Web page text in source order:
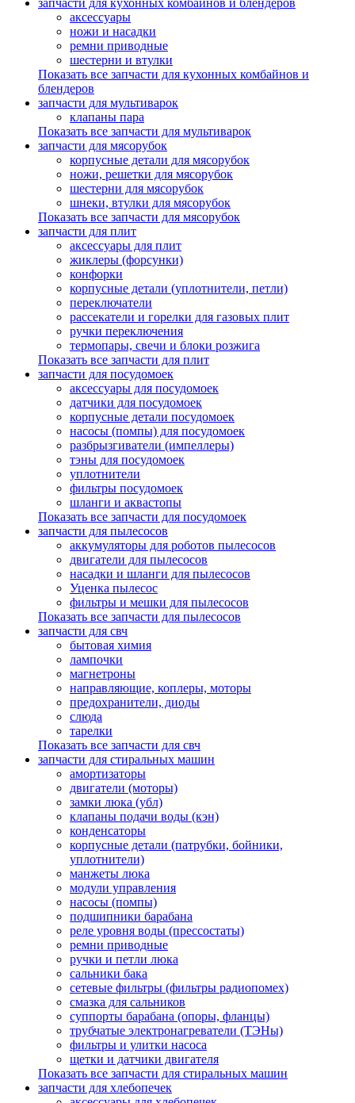
запчасти для кухонных комбайнов и блендеров
аксессуары
ножи и насадки
ремни приводные
шестерни и втулки
Показать все запчасти для кухонных комбайнов и
блендеров
запчасти для мультиварок
клапаны пара
Показать все запчасти для мультиварок
запчасти для мясорубок
корпусные детали для мясорубок
ножи, решетки для мясорубок
шестерни для мясорубок
шнеки, втулки для мясорубок
Показать все запчасти для мясорубок
запчасти для плит
аксессуары для плит
жиклеры (форсунки)
конфорки
корпусные детали (уплотнители, петли)
переключатели
рассекатели и горелки для газовых плит
ручки переключения
термопары, свечи и блоки розжига
Показать все запчасти для плит
запчасти для посудомоек
аксессуары для посудомоек
датчики для посудомоек
корпусные детали посудомоек
насосы (помпы) для посудомоек
разбрызгиватели (импеллеры)
тэны для посудомоек
уплотнители
фильтры посудомоек
шланги и аквастопы
Показать все запчасти для посудомоек
запчасти для пылесосов
аккумуляторы для роботов пылесосов
двигатели для пылесосов
насадки и шланги для пылесосов
Уценка пылесос
фильтры и мешки для пылесосов
Показать все запчасти для пылесосов
запчасти для свч
бытовая химия
лампочки
магнетроны
направляющие, коплеры, моторы
предохранители, диоды
слюда
тарелки
Показать все запчасти для свч
запчасти для стиральных машин
амортизаторы
двигатели (моторы)
замки люка (убл)
клапаны подачи воды (кэн)
конденсаторы
корпусные детали (патрубки, бойники,
уплотнители)
манжеты люка
модули управления
насосы (помпы)
подшипники барабана
реле уровня воды (прессостаты)
ремни приводные
ручки и петли люка
сальники бака
сетевые фильтры (фильтры радиопомех)
смазка для сальников
суппорты барабана (опоры, фланцы)
трубчатые электронагреватели (ТЭНы)
фильтры и улитки насоса
щетки и датчики двигателя
Показать все запчасти для стиральных машин
запчасти для хлебопечек